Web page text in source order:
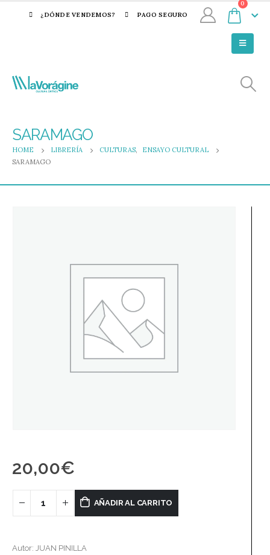
¿DÓNDE VENDEMOS? PAGO SEGURO
0
SARAMAGO
HOME LIBRERÍA CULTURAS,
ENSAYO CULTURAL
SARAMAGO
20,00€
AÑADIR AL CARRITO
Autor: JUAN PINILLA